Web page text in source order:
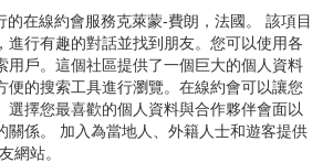
的在線約會服務克萊蒙-費朗，法國。 該項目
進行有趣的對話並找到朋友。您可以使用各
用戶。這個社區提供了一個巨大的個人資料
便的搜索工具進行瀏覽。在線約會可以讓您
選擇您最喜歡的個人資料與合作夥伴會面以
關係。 加入為當地人、外籍人士和遊客提供
網站。